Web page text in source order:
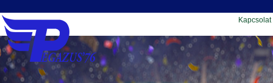
Kapcsolat